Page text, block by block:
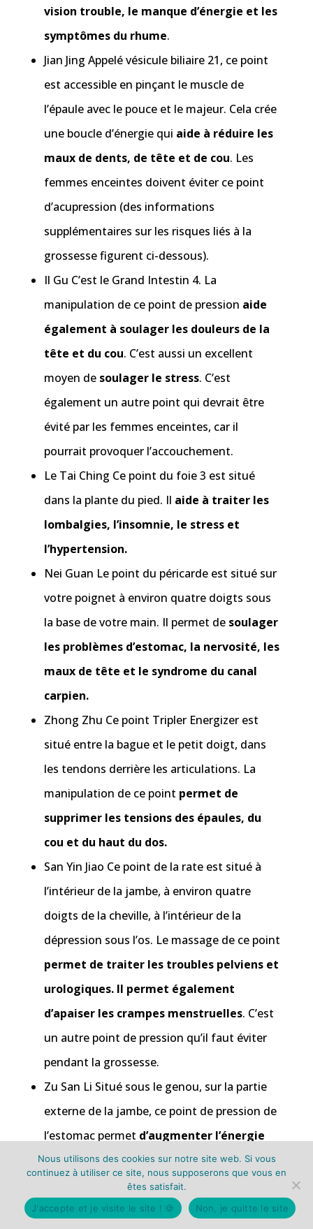
vision trouble, le manque d’énergie et les
symptômes du rhume.
Jian Jing Appelé vésicule biliaire 21, ce point
est accessible en pinçant le muscle de
l’épaule avec le pouce et le majeur. Cela crée
une boucle d’énergie qui aide à réduire les
maux de dents, de tête et de cou. Les
femmes enceintes doivent éviter ce point
d’acupression (des informations
supplémentaires sur les risques liés à la
grossesse figurent ci-dessous).
Il Gu C’est le Grand Intestin 4. La
manipulation de ce point de pression aide
également à soulager les douleurs de la
tête et du cou. C’est aussi un excellent
moyen de soulager le stress. C’est
également un autre point qui devrait être
évité par les femmes enceintes, car il
pourrait provoquer l’accouchement.
Le Tai Ching Ce point du foie 3 est situé
dans la plante du pied. Il aide à traiter les
lombalgies, l’insomnie, le stress et
l’hypertension.
Nei Guan Le point du péricarde est situé sur
votre poignet à environ quatre doigts sous
la base de votre main. Il permet de soulager
les problèmes d’estomac, la nervosité, les
maux de tête et le syndrome du canal
carpien.
Zhong Zhu Ce point Tripler Energizer est
situé entre la bague et le petit doigt, dans
les tendons derrière les articulations. La
manipulation de ce point permet de
supprimer les tensions des épaules, du
cou et du haut du dos.
San Yin Jiao Ce point de la rate est situé à
l’intérieur de la jambe, à environ quatre
doigts de la cheville, à l’intérieur de la
dépression sous l’os. Le massage de ce point
permet de traiter les troubles pelviens et
urologiques. Il permet également
d’apaiser les crampes menstruelles. C’est
un autre point de pression qu’il faut éviter
pendant la grossesse.
Zu San Li Situé sous le genou, sur la partie
externe de la jambe, ce point de pression de
l’estomac permet d’augmenter l’énergie
tout en réduisant à la fois les douleurs de
la jambe et les problèmes gastro-
intestinaux. Certaines cultures asiatiques
Nous utilisons des cookies sur notre site web. Si vous
continuez à utiliser ce site, nous supposerons que vous en
êtes satisfait.
J'accepte et je visite le site ! 🍪
Non, je quitte le site